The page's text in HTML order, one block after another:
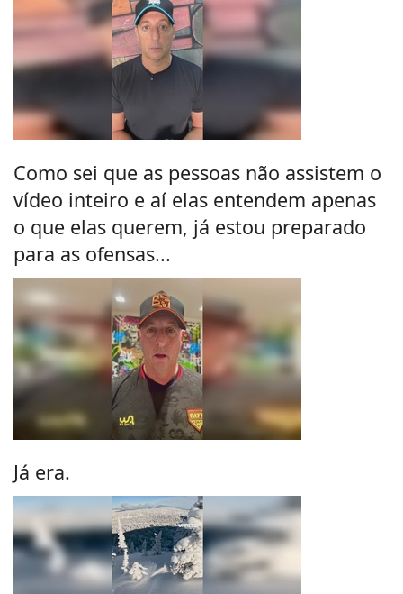
Como sei que as pessoas não assistem o
vídeo inteiro e aí elas entendem apenas
o que elas querem, já estou preparado
para as ofensas...
Já era.